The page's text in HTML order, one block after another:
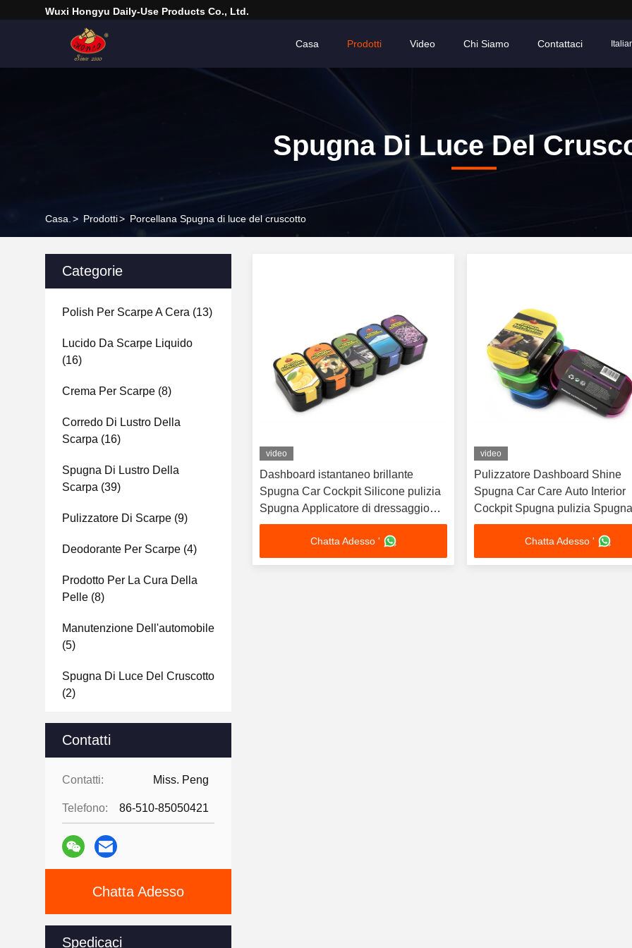
Wuxi Hongyu Daily-Use Products Co., Ltd.
Casa Prodotti Video Chi Siamo Contattaci
Spugna Di Luce Del
Casa. > Prodotti> Porcellana Spugna di luce del cruscotto
Categorie
Polish Per Scarpe A Cera (13)
Lucido Da Scarpe Liquido
(16)
Crema Per Scarpe (8)
Corredo Di Lustro Della
Scarpa (16)
Spugna Di Lustro Della
Scarpa (39)
Pulizzatore Di Scarpe (9)
Deodorante Per Scarpe (4)
Prodotto Per La Cura Della
Pelle (8)
Manutenzione Dell'automobile
(5)
Spugna Di Luce Del Cruscotto
(2)
Corno Della Scarpa(21)
Spazzola Della Scarpa(4)
Prodotti Di Cura Della Scarpa
(6)
Articoli Per La Casa
Corredo Di Cucito(9)
Contatti
Contatti: Miss. Peng
Telefono: 86-510-85050421
Chatta Adesso
Spedicaci
video
Dashboard istantaneo brillante
Spugna Car Cockpit Silicone pulizia
Spugna Applicatore di dressaggio
profumo fresco
Chatta Adesso '
video
Pulizzatore Dashboard Shine
Spugna Car Care Auto Interior
Cockpit Spugna pulizia
diversi profumi
Chatta Adesso '